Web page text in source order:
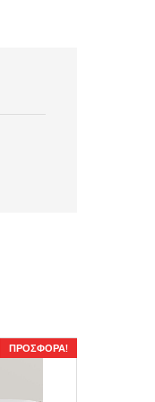
ΠΡΟΣΦΟΡΆ!